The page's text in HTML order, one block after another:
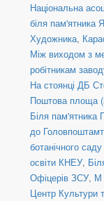
Національна
біля пам'ятника
Художника,
Між виходом з
робітникам
На стоянці ДБ
Поштова площа
Біля пам'ятника
до
ботанічного
освіти КНЕУ,
Офіцерів ЗСУ, М
Центр